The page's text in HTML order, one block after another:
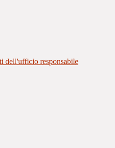
dell'ufficio responsabile